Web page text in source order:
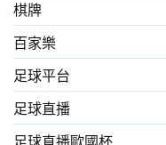
棋牌
百家樂
足球平台
足球直播
足球直播歐國杯